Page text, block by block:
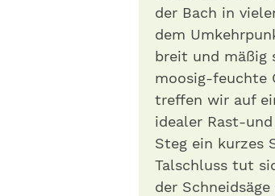
der Bach in
dem
breit und mäßig
moosig-feuchte
treffen wir auf
idealer Rast-
Steg ein kurzes
Talschluss tut
der